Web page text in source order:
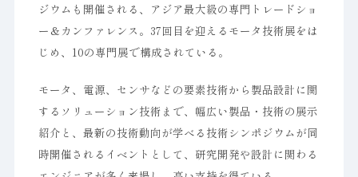
ジウムも開催される、アジア最大級の専門トレードショ
ー＆カンファレンス。37回目を迎えるモータ技術展をは
じめ、10の専門展で構成されている。
モータ、電源、センサなどの要素技術から製品設計に関
するソリューション技術まで、幅広い製品・技術の展示
紹介と、最新の技術動向が学べる技術シンポジウムが同
時開催されるイベントとして、研究開発や設計に関わる